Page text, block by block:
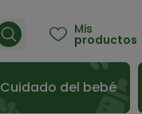
 Mis
productos
Cuidado del bebé